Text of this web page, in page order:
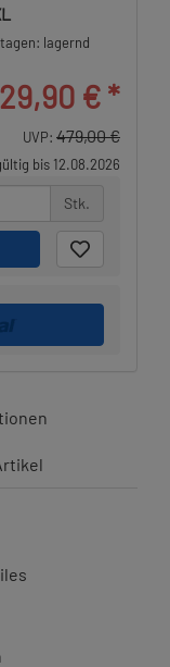
lagernd
€ *
UVP: 479,00 €
bis 12.08.2026
Stk.